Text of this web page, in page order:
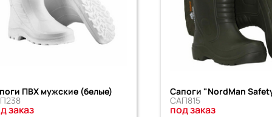
ПВХ мужские (белые)
заказ
Сапоги "NordMan
САП815
под заказ